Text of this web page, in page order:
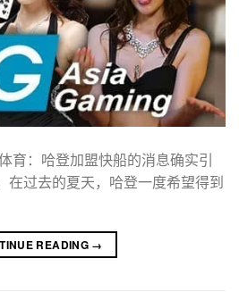
育：哈登加盟快船的消息确实引
在过去的夏天，哈登一度希望得到
READING →